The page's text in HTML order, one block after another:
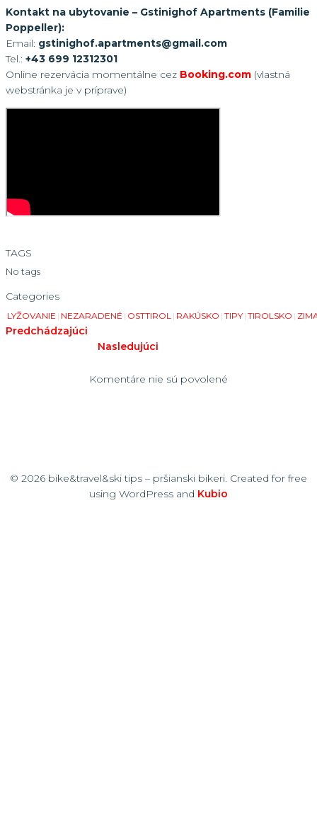
Kontakt na ubytovanie – Gstinighof Apartments (Familie
Poppeller):
Email: gstinighof.apartments@gmail.com
Tel.: +43 699 12312301
Online rezervácia momentálne cez Booking.com (vlastná
webstránka je v príprave)
TAGS
No tags
Categories
LYŽOVANIE | NEZARADENÉ | OSTTIROL | RAKÚSKO | TIPY | TIROLSKO |
Predchádzajúci
Nasledujúci
Komentáre nie sú povolené
© 2026 bike&travel&ski tips – pršianski bikeri. Created for free
using WordPress and Kubio